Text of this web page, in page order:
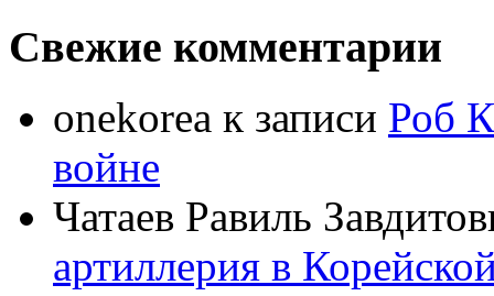
Свежие комментарии
onekorea к записи Роб
войне
Чатаев Равиль
артиллерия в